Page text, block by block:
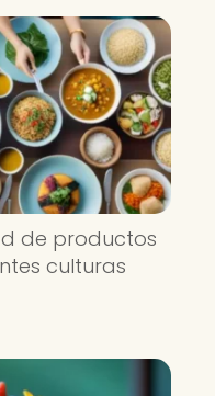
de productos
culturas